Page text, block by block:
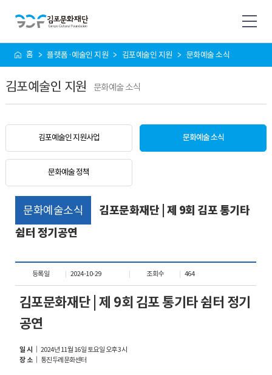
사
이
맵
홈 플랫폼·예술인 지원 김포예술인 지원 문화예술 소식
김포예술인 지원 문화예술 소식
김포예술인 지원사업 문화예술 소식
문화예술 정책
문화예술소식
김포문화재단 | 제 9회 김포 통기타
쉼터 정기공연
등록일 2024-10-29 조회수 464
김포문화재단 | 제 9회 김포 통기타 쉼터 정기
공연
일 시 ｜ 2024년 11월 16일 토요일 오후 3시
장 소｜ 통진두레문화센터